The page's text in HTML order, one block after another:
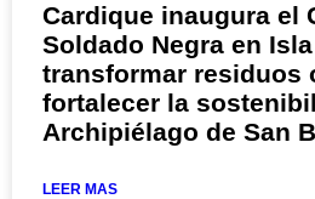
Cardique inaugura el
Soldado Negra en
transformar residuos
fortalecer la
Archipiélago de San
LEER MAS